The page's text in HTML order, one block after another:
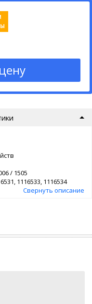
/ 1505
1116533, 1116534
Свернуть описание